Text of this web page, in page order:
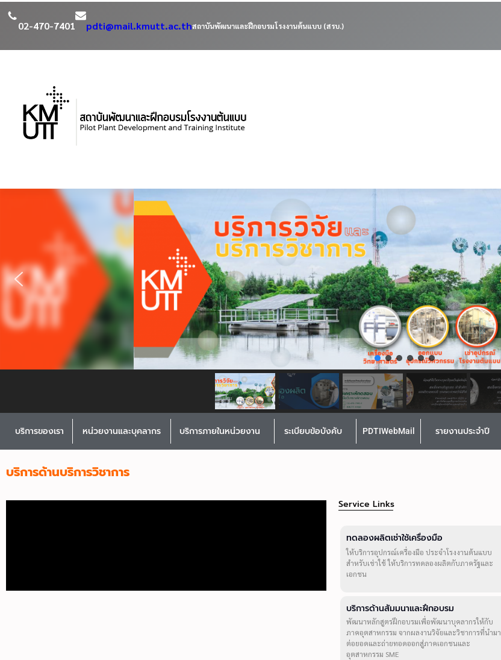
02-470-7401 pdti@mail.kmutt.ac.thสถาบันพัฒนาและฝึกอบรมโรงงานต้นแบบ (สรบ.)
บริการของเรา หน่วยงานและบุคลากร บริการภายในหน่วยงาน ระเบียบข้อบังคับ PDTIWebMail รายงานประจำปี
บริการด้านบริการวิชาการ
Service Links
ทดลองผลิตเช่าใช้เครื่องมือ
ให้บริการอุปกรณ์เครื่องมือ ประจำโรงงานต้นแบบ
สำหรับเช่าใช้ ให้บริการทดลองผลิตกับภาครัฐและ
เอกชน
บริการด้านสัมมนาและฝึกอบรม
พัฒนาหลักสูตรฝึกอบรมเพื่อพัฒนาบุคลากรให้กับ
ภาคอุตสาหกรรม จากผลงานวิจัยและวิชาการที่นำมา
ต่อยอดและถ่ายทอดออกสู่ภาคเอกชนและ
อุตสาหกรรม SME